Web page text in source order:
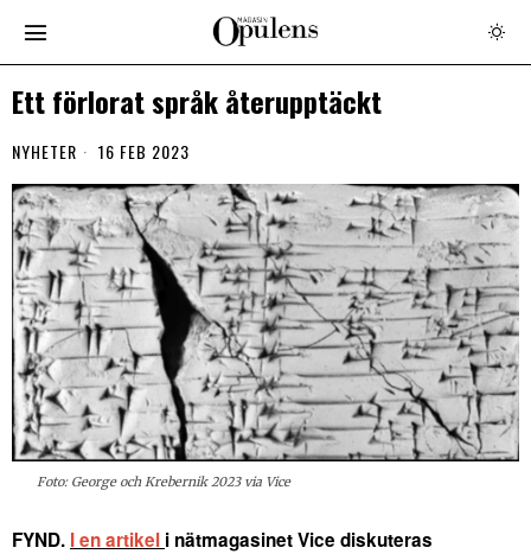
Ett förlorat språk återupptäckt
NYHETER 16 FEB 2023
Foto: George och Krebernik 2023 via Vice
FYND. I en artikel i nätmagasinet Vice diskuteras